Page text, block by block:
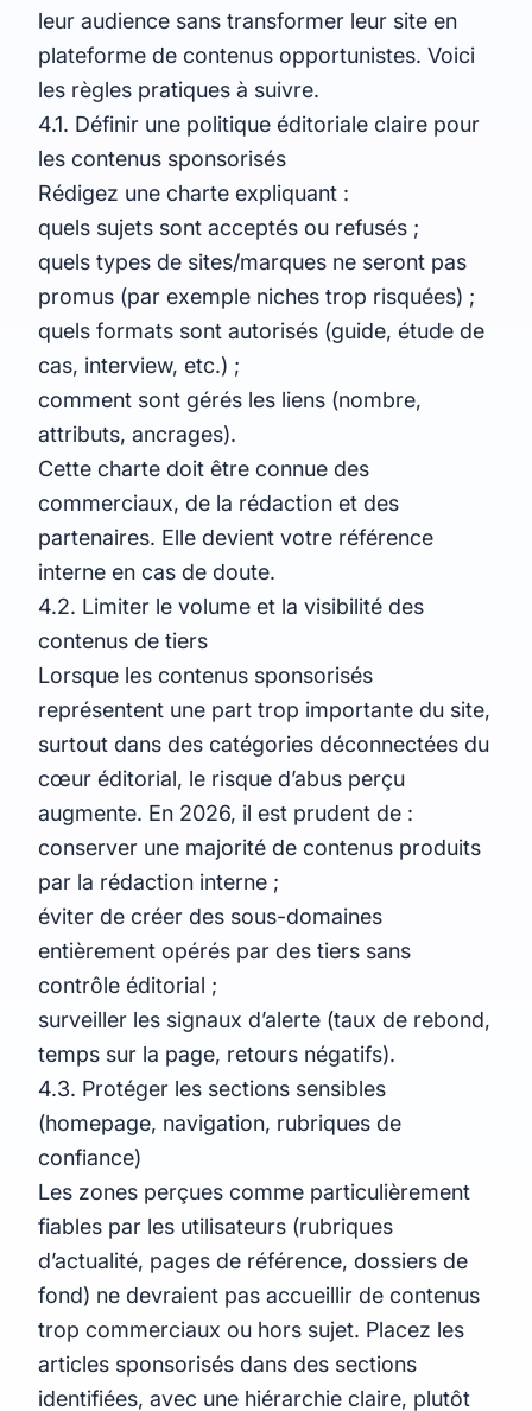
leur audience sans transformer leur site en
plateforme de contenus opportunistes. Voici
les règles pratiques à suivre.
4.1. Définir une politique éditoriale claire pour
les contenus sponsorisés
Rédigez une charte expliquant :
quels sujets sont acceptés ou refusés ;
quels types de sites/marques ne seront pas
promus (par exemple niches trop risquées) ;
quels formats sont autorisés (guide, étude de
cas, interview, etc.) ;
comment sont gérés les liens (nombre,
attributs, ancrages).
Cette charte doit être connue des
commerciaux, de la rédaction et des
partenaires. Elle devient votre référence
interne en cas de doute.
4.2. Limiter le volume et la visibilité des
contenus de tiers
Lorsque les contenus sponsorisés
représentent une part trop importante du site,
surtout dans des catégories déconnectées du
cœur éditorial, le risque d’abus perçu
augmente. En 2026, il est prudent de :
conserver une majorité de contenus produits
par la rédaction interne ;
éviter de créer des sous-domaines
entièrement opérés par des tiers sans
contrôle éditorial ;
surveiller les signaux d’alerte (taux de rebond,
temps sur la page, retours négatifs).
4.3. Protéger les sections sensibles
(homepage, navigation, rubriques de
confiance)
Les zones perçues comme particulièrement
fiables par les utilisateurs (rubriques
d’actualité, pages de référence, dossiers de
fond) ne devraient pas accueillir de contenus
trop commerciaux ou hors sujet. Placez les
articles sponsorisés dans des sections
identifiées, avec une hiérarchie claire, plutôt